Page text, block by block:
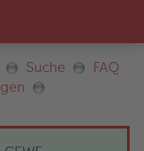
Suche
FAQ